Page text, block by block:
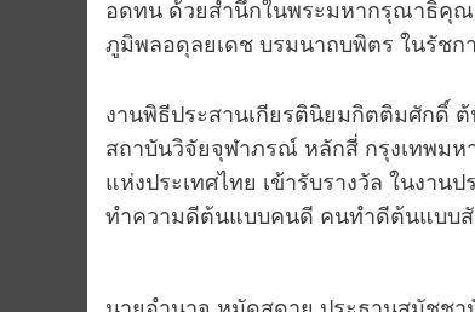
อดทน ด้วยสำนึกในพระมหากรุณาธิคุ
ภูมิพลอดุลยเดช บรมนาถบพิตร ในรัชก
งานพิธีประสานเกียรตินิยมกิตติมศักดิ์
สถาบันวิจัยจุฬาภรณ์ หลักสี่ กรุงเทพมห
แห่งประเทศไทย เข้ารับรางวัล ในงาน
ทำความดีต้นแบบคนดี คนทำดีต้นแบบสั